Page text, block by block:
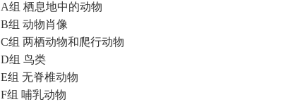
A组 栖息地中的动物
B组 动物肖像
C组 两栖动物和爬行动物
D组 鸟类
E组 无脊椎动物
F组 哺乳动物